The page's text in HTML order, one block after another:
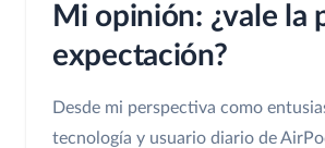
Mi opinión: ¿vale la
expectación?
Desde mi perspectiva como
tecnología y usuario diario de